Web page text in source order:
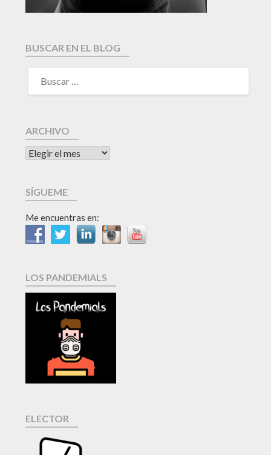
BUSCAR EN EL BLOG
ARCHIVO
SÍGUEME
Me encuentras en:
LOS PANDEMIALS
ELECTOR